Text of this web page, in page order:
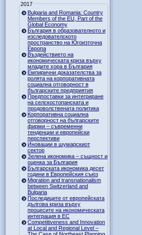
2017
Bulgaria and Romania: Country
Members of the EU, Part of the
Global Economy
България в образователното и
изследователското
пространство на Югоизточна
Европа
Въздействието на
икономическата криза върху
младите хора в България
Емпирични доказателства за
ролята на корпоративната
социална отговорност в
българските предприятия
Предпоставки за интегриране
на селскостопанската и
продоволствената политика
Корпоративна социална
отговорност на българските
фирми – съвременни
тенденции и европейски
перспективи
Иновации в шумарскиот
сектор
Зелена икономика – същност и
оценка за България
Българската икономика десет
години в Европейския съюз
Migration and transnationalism
between Switzerland and
Bulgaria
Последиците от европейската
дългова криза върху
процесите на икономическата
интеграция в ЕС
Competitiveness and Innovation
at Local and Regional Level –